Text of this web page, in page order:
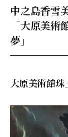
中之島香雪
「大原美
夢」
大原美術館珠